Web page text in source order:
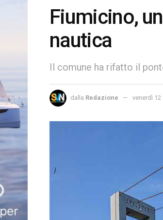
Fiumicino,
nautica
Il comune ha rifatto il
dalla Redazione venerdì